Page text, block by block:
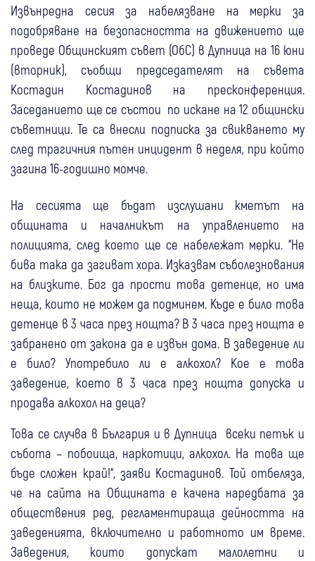
Извънредна сесия за набелязване на мерки за
подобряване на безопасността на движението ще
проведе Общинският съвет (ОбС) в Дупница на 16 юни
(вторник), съобщи председателят на съвета
Костадин Костадинов на пресконференция.
Заседанието ще се състои по искане на 12 общински
съветници. Те са внесли подписка за свикването му
след трагичния пътен инцидент в неделя, при който
загина 16-годишно момче.
На сесията ще бъдат изслушани кметът на
общината и началникът на управлението на
полицията, след което ще се набележат мерки. “Не
бива така да загиват хора. Изказвам съболезнования
на близките. Бог да прости това детенце, но има
неща, които не можем да подминем. Къде е било това
детенце в 3 часа през нощта? В 3 часа през нощта е
забранено от закона да е извън дома. В заведение ли
е било? Употребило ли е алкохол? Кое е това
заведение, което в 3 часа през нощта допуска и
продава алкохол на деца?
Това се случва в България и в Дупница всеки петък и
събота – побоища, наркотици, алкохол. На това ще
бъде сложен край!“, заяви Костадинов. Той отбеляза,
че на сайта на Общината е качена наредбата за
обществения ред, регламентираща дейността на
заведенията, включително и работното им време.
Заведения, които допускат малолетни и